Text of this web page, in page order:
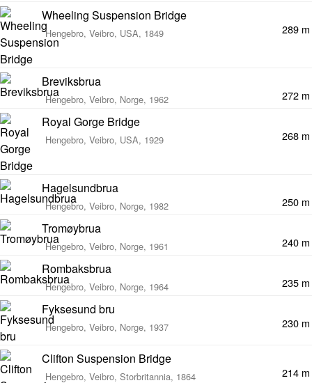
Wheeling Suspension Bridge
Hengebro, Veibro, USA, 1849 289 m
Breviksbrua
Hengebro, Veibro, Norge, 1962 272 m
Royal Gorge Bridge
Hengebro, Veibro, USA, 1929 268 m
Hagelsundbrua
Hengebro, Veibro, Norge, 1982 250 m
Tromøybrua
Hengebro, Veibro, Norge, 1961 240 m
Rombaksbrua
Hengebro, Veibro, Norge, 1964 235 m
Fyksesund bru
Hengebro, Veibro, Norge, 1937 230 m
Clifton Suspension Bridge
Hengebro, Veibro, Storbritannia, 1864 214 m